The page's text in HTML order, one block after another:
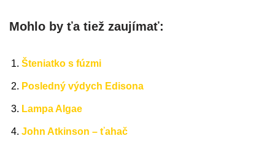
Mohlo by ťa tiež zaujímať:
Šteniatko s fúzmi
Posledný výdych Edisona
Lampa Algae
John Atkinson – ťahač